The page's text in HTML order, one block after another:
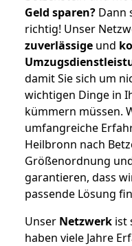
Geld sparen? Dann
richtig! Unser
zuverlässige und
damit Sie sich um
wichtigen Dinge in
kümmern müssen.
umfangreiche
Heilbronn nach
Größenordnung
garantieren, dass
passende Lösung
Unser Netzwerk ist
haben viele Jahre